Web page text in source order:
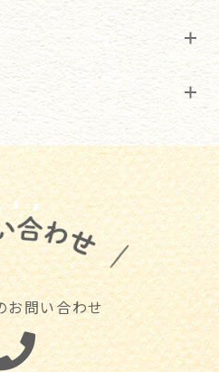
お問い合わせ